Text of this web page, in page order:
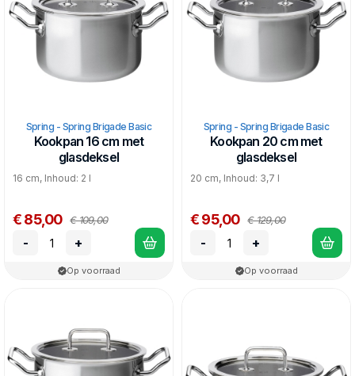
Spring - Spring Brigade Basic
Kookpan 16 cm met
glasdeksel
16 cm, Inhoud: 2 l
€ 85,00 € 109,00
- +
Op voorraad
Spring - Spring Brigade Basic
Kookpan 20 cm met
glasdeksel
20 cm, Inhoud: 3,7 l
€ 95,00 € 129,00
- +
Op voorraad